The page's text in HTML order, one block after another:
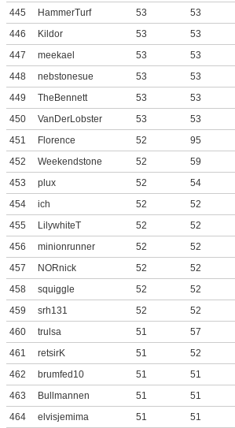
445 HammerTurf 53
53
446
Kildor 53
53
447
meekael 53
53
448
nebstonesue 53
53
449
TheBennett 53
53
450
VanDerLobster 53
53
451
Florence 52
95
452
Weekendstone 52
59
453
plux 52
54
454
ich 52
52
455
LilywhiteT 52
52
456
minionrunner 52
52
457
NORnick 52
52
458
squiggle 52
52
459
srh131 52
52
460
trulsa 51
57
461
retsirK 51
52
462
brumfed10 51
51
463
Bullmannen 51
51
464
elvisjemima 51
51